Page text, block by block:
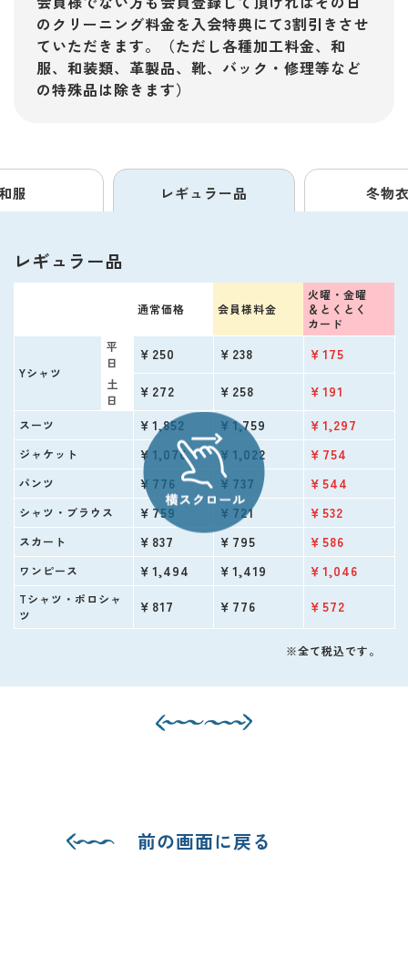
のクリーニング料金を入会特典にて3割引きさせ
ていただきます。（ただし各種加工料金、和
服、和装類、革製品、靴、バック・修理等など
の特殊品は除きます）
服 レギュラー品 冬物
レギュラー品
通常価格 会員様料金
火曜・金曜
＆ とくとく
カード
Yシャツ
平
日
￥250 ￥238 ￥175
土
日
￥272 ￥258 ￥191
スーツ ￥1,852 ￥1,759 ￥1,297
ジャケット ￥1,076 ￥1,022 ￥754
パンツ ￥776 ￥737 ￥544
シャツ・ブラウス ￥759 ￥721 ￥532
スカート ￥837 ￥795 ￥586
ワンピース ￥1,494 ￥1,419 ￥1,046
Tシャツ・ポロシャ
ツ
￥817 ￥776 ￥572
※全て税込です。
前の画面に戻る